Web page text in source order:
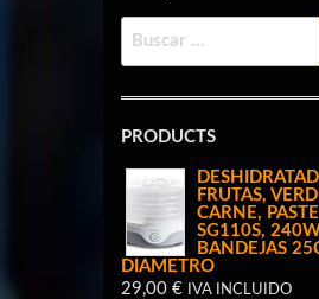
BUSCAR:
PRODUCTS
FRUTAS,
CARNE,
SG110S,
BANDEJAS
DIAMETRO
29,00 € IVA INCLUIDO